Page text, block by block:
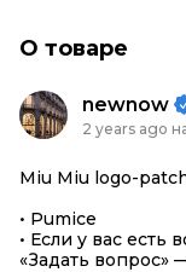
О товаре
newnow
2 years ago
Miu Miu logo-
• Pumice
• Если у вас есть
«Задать вопрос»